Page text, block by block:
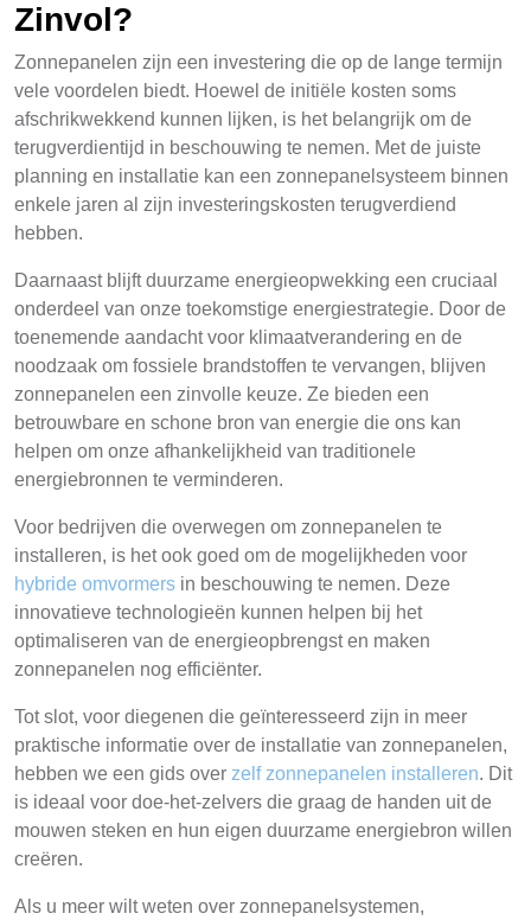
Zinvol?
Zonnepanelen zijn een investering die op de lange termijn
vele voordelen biedt. Hoewel de initiële kosten soms
afschrikwekkend kunnen lijken, is het belangrijk om de
terugverdientijd in beschouwing te nemen. Met de juiste
planning en installatie kan een zonnepanelsysteem binnen
enkele jaren al zijn investeringskosten terugverdiend
hebben.
Daarnaast blijft duurzame energieopwekking een cruciaal
onderdeel van onze toekomstige energiestrategie. Door de
toenemende aandacht voor klimaatverandering en de
noodzaak om fossiele brandstoffen te vervangen, blijven
zonnepanelen een zinvolle keuze. Ze bieden een
betrouwbare en schone bron van energie die ons kan
helpen om onze afhankelijkheid van traditionele
energiebronnen te verminderen.
Voor bedrijven die overwegen om zonnepanelen te
installeren, is het ook goed om de mogelijkheden voor
hybride omvormers in beschouwing te nemen. Deze
innovatieve technologieën kunnen helpen bij het
optimaliseren van de energieopbrengst en maken
zonnepanelen nog efficiënter.
Tot slot, voor diegenen die geïnteresseerd zijn in meer
praktische informatie over de installatie van zonnepanelen,
hebben we een gids over zelf zonnepanelen installeren. Dit
is ideaal voor doe-het-zelvers die graag de handen uit de
mouwen steken en hun eigen duurzame energiebron willen
creëren.
Als u meer wilt weten over zonnepanelsystemen,